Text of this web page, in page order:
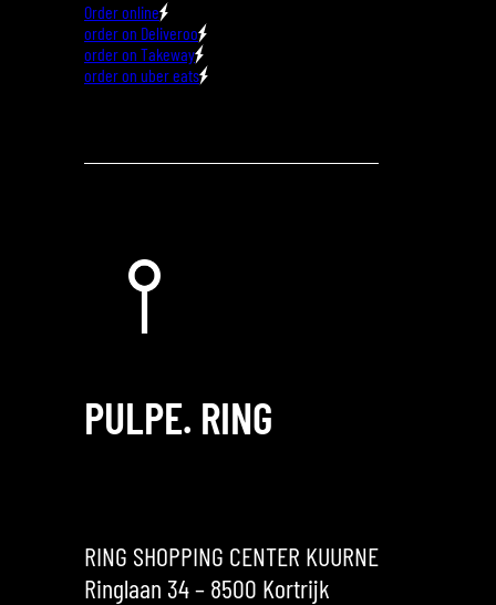
Order online
order on Deliveroo
order on Takeway
order on uber eats
PULPE. RING
RING SHOPPING CENTER KUURNE
Ringlaan 34 – 8500 Kortrijk